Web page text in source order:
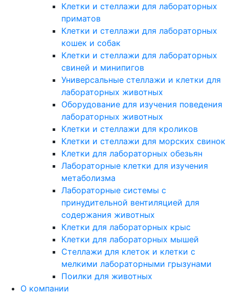
Клетки и стеллажи для лабораторных
приматов
Клетки и стеллажи для лабораторных
кошек и собак
Клетки и стеллажи для лабораторных
свиней и минипигов
Универсальные стеллажи и клетки для
лабораторных животных
Оборудование для изучения поведения
лабораторных животных
Клетки и стеллажи для кроликов
Клетки и стеллажи для морских свинок
Клетки для лабораторных обезьян
Лабораторные клетки для изучения
метаболизма
Лабораторные системы с
принудительной вентиляцией для
содержания животных
Клетки для лабораторных крыс
Клетки для лабораторных мышей
Стеллажи для клеток и клетки с
мелкими лабораторными грызунами
Поилки для животных
О компании